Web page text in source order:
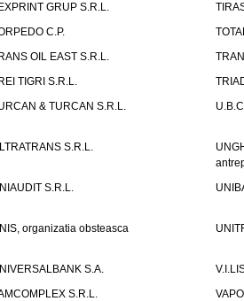
GRUP S.R.L.
C.P.
OIL EAST S.R.L.
TIGRI S.R.L.
& TURCAN S.R.L.
S.R.L.
S.R.L.
organizatia obsteasca
S.A.
S.R.L.